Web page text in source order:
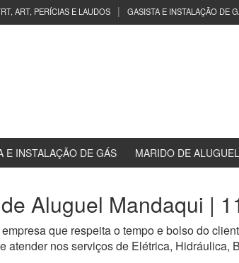
ART, PERÍCIAS E LAUDOS GASISTA E INSTALAÇÃO DE
E INSTALAÇÃO DE GÁS MARIDO DE ALUGUEL
Aluguel Mandaqui |
que respeita o tempo e bolso do
atender nos serviços de Elétrica, Hidráulica,